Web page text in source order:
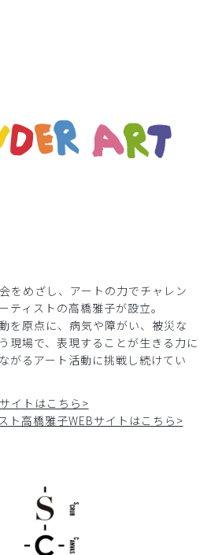
をめざし、アートの力でチャレン
ティストの高橋雅子が設立。
を原点に、病気や障がい、被災な
現場で、表現することが生きる力に
がるアート活動に挑戦し続けてい
イトはこちら>
ト高橋雅子WEBサイトはこちら>